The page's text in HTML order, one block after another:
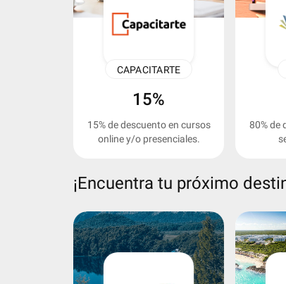
CAPACITARTE
15%
15% de descuento en cursos
online y/o presenciales.
80% de
¡Encuentra tu próximo